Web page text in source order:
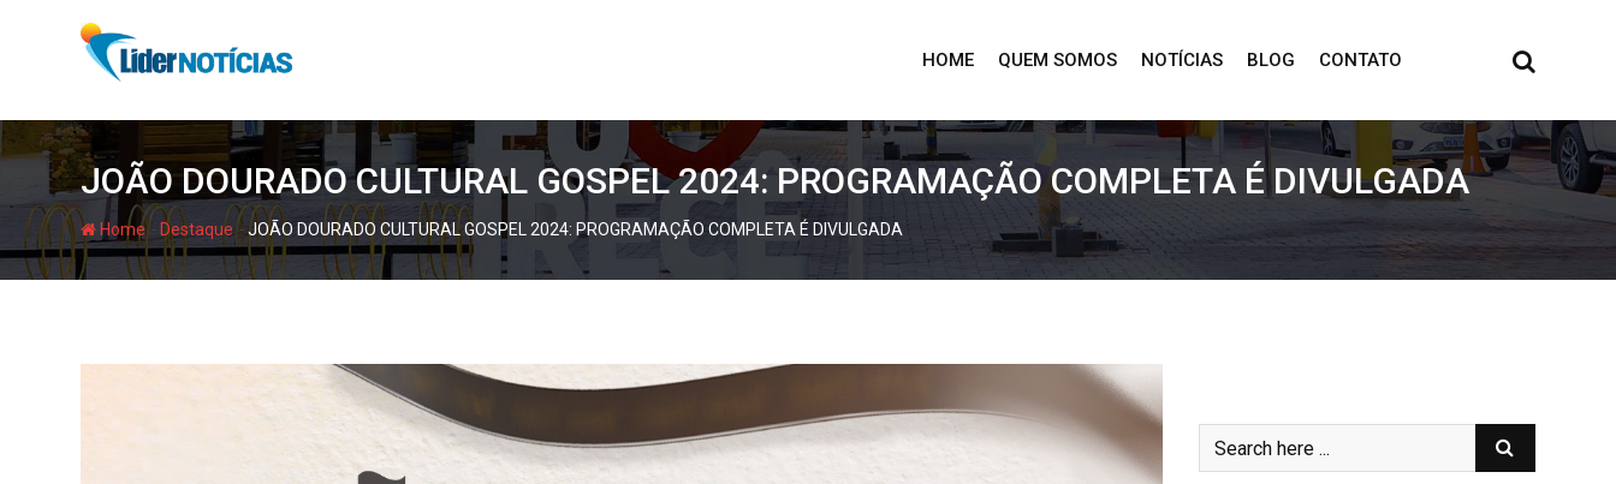
HOME QUEM SOMOS NOTÍCIAS BLOG CONTATO
JOÃO DOURADO CULTURAL GOSPEL 2024: PROGRAMAÇÃO COMPLETA É DIVULGADA
Home - Destaque -JOÃO DOURADO CULTURAL GOSPEL 2024: PROGRAMAÇÃO COMPLETA É DIVULGADA